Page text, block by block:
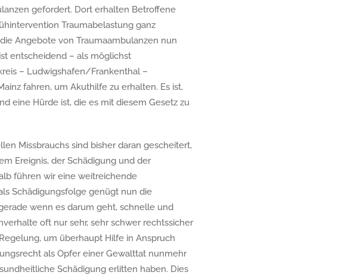
gefordert. Dort erhalten Betroffene
Traumabelastung ganz
Angebote von Traumaambulanzen nun
entscheidend – als möglichst
– Ludwigshafen/Frankenthal –
fahren, um Akuthilfe zu erhalten. Es ist,
eine Hürde ist, die es mit diesem Gesetz zu
Missbrauchs sind bisher daran gescheitert,
Ereignis, der Schädigung und der
führen wir eine weitreichende
Schädigungsfolge genügt nun die
wenn es darum geht, schnelle und
oft nur sehr, sehr schwer rechtssicher
um überhaupt Hilfe in Anspruch
als Opfer einer Gewalttat nunmehr
Schädigung erlitten haben. Dies